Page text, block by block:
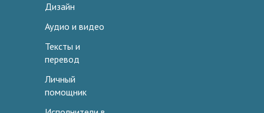
Дизайн
Аудио и видео
Тексты и
перевод
Личный
помощник